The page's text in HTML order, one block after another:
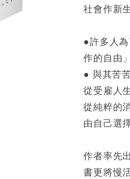
社會作新
●許多人
作的自由
● 與其苦
從受雇人
從純粹的
由自己選
作者率先
書更將慢